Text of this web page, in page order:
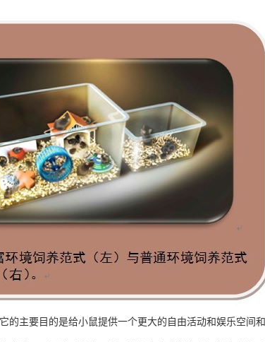
主要目的是给小鼠提供一个更大的自由活动和娱乐空间和